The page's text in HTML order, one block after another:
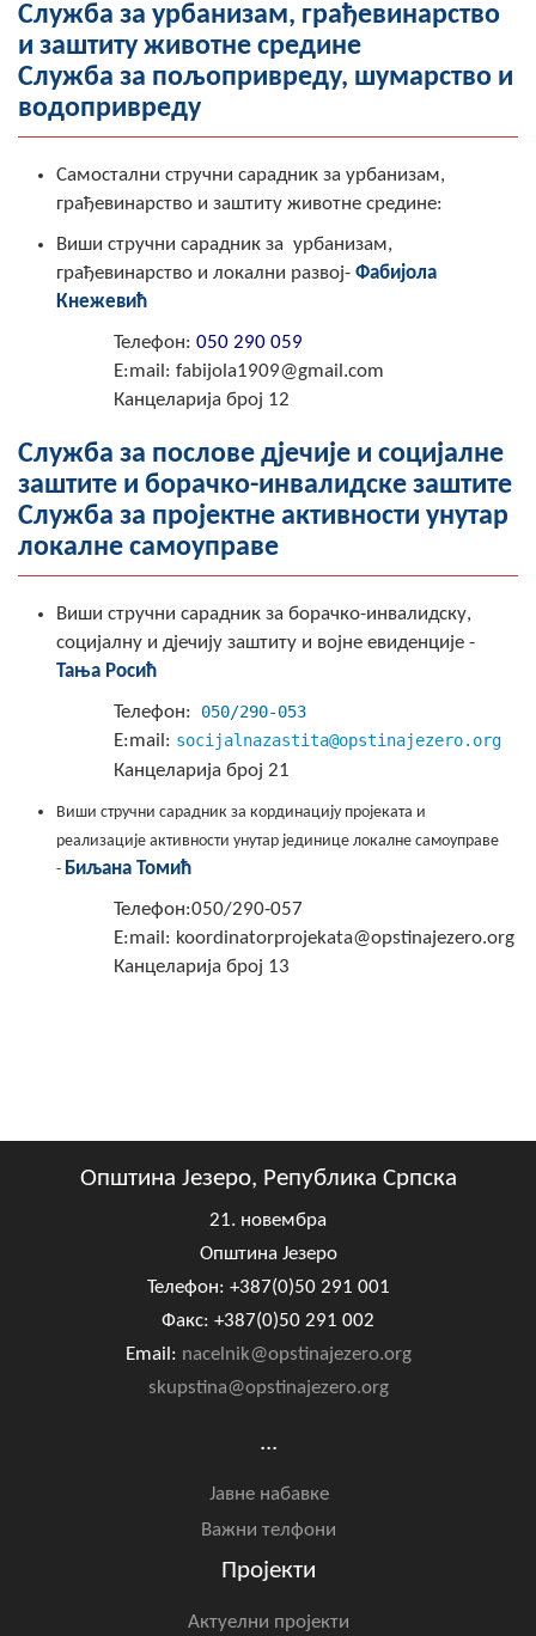
Служба за урбанизам, грађевинарство
и заштиту животне средине
Служба за пољопривреду, шумарство и
водопривреду
Самостални стручни сарадник за урбанизам,
грађевинарство и заштиту животне средине:
Виши стручни сарадник за урбанизам,
грађевинарство и локални развој- Фабијола
Кнежевић
Телефон: 050 290 059
Е:mail: fabijola1909@gmail.com
Канцеларија број 12
Служба за послове дјечије и социјалне
заштите и борачко-инвалидске заштите
Служба за пројектне активности унутар
локалне самоуправе
Виши стручни сарадник за борачко-инвалидску,
социјалну и дјечију заштиту и војне евиденције -
Taња Росић
Телефон: 050/290-053
Е:mail: socijalnazastita@opstinajezero.org
Канцеларија број 21
Виши стручни сарадник за кординацију пројеката и
реализације активности унутар јединице локалне самоуправе
- Биљана Томић
Телефон:050/290-057
Е:mail: koordinatorprojekata@opstinajezero.org
Канцеларија број 13
Општина Језеро, Република Српска
21. новембра
Општина Језеро
Телефон: +387(0)50 291 001
Факс: +387(0)50 291 002
Email: nacelnik@opstinajezero.org
skupstina@opstinajezero.org
...
Јавне набавке
Важни телфони
Пројекти
Актуелни пројекти